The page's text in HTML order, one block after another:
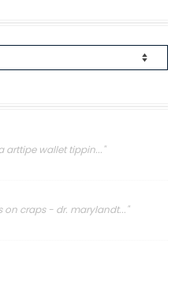
arttipe wallet tippin..."
on craps - dr. marylandt..."